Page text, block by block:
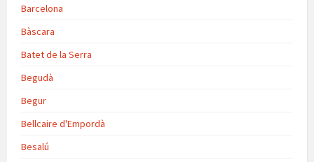
Barcelona
Bàscara
Batet de la Serra
Begudà
Begur
Bellcaire d'Empordà
Besalú